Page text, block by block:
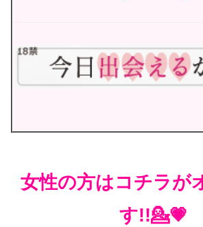
女性の方はコチラが
す!!💁💗